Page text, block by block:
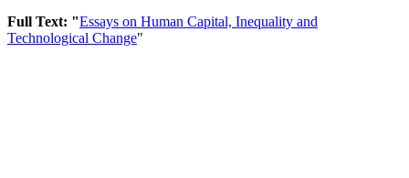
Full Text: "Essays on Human Capital, Inequality and
Technological Change"